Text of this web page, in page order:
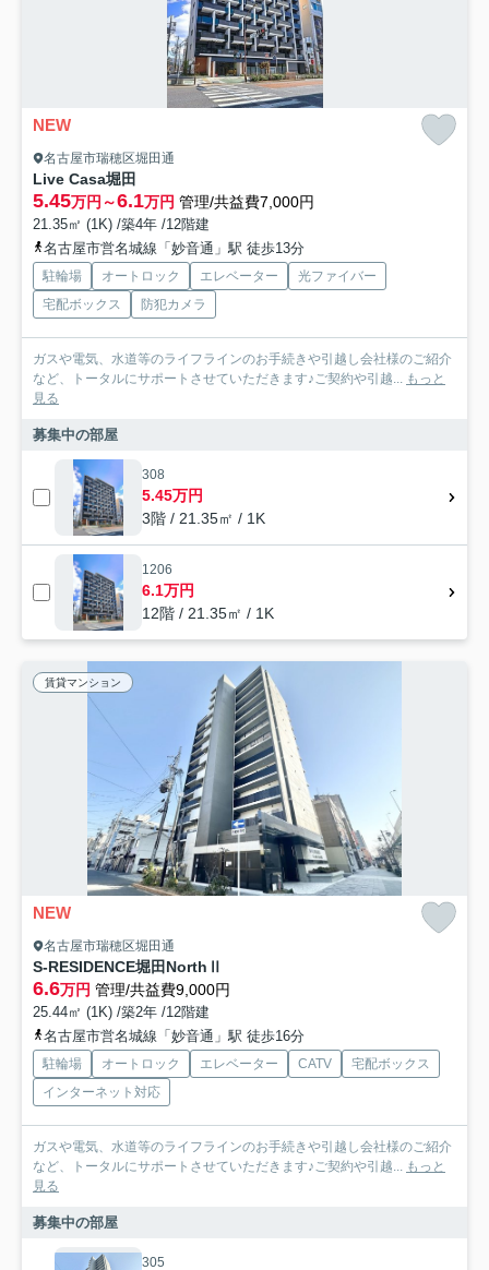
NEW
名古屋市瑞穂区堀田通
Live Casa堀田
5.45万円～6.1万円 管理/共益費7,000円
21.35㎡ (1K) /築4年 /12階建
名古屋市営名城線「妙音通」駅 徒歩13分
駐輪場 オートロック エレベーター
光ファイバー
宅配ボックス
防犯カメラ
ガスや電気、水道等のライフラインのお手続きや引越し会社様のご紹介
など、トータルにサポートさせていただきます♪ご契約や引越... もっと
見る
募集中の部屋
308
5.45万円
3階 / 21.35㎡ / 1K
1206
6.1万円
12階 / 21.35㎡ / 1K
賃貸マンション
NEW
名古屋市瑞穂区堀田通
S-RESIDENCE堀田NorthⅡ
6.6万円 管理/共益費9,000円
25.44㎡ (1K) /築2年 /12階建
名古屋市営名城線「妙音通」駅 徒歩16分
駐輪場 オートロック エレベーター CATV
宅配ボックス
インターネット対応
ガスや電気、水道等のライフラインのお手続きや引越し会社様のご紹介
など、トータルにサポートさせていただきます♪ご契約や引越... もっと
見る
募集中の部屋
305